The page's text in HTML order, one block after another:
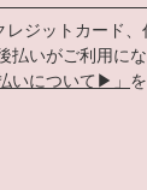
ジットカード、
払いがご利用にな
いについて▶」